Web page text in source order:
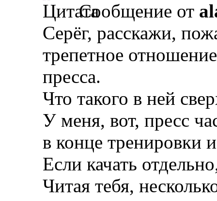
Сообщение от
Серёг, расскажи,
трепетное
пресса.
Что такого в ней
У меня, вот, пресс
в конце тренировки
Если качать
Читая тебя,